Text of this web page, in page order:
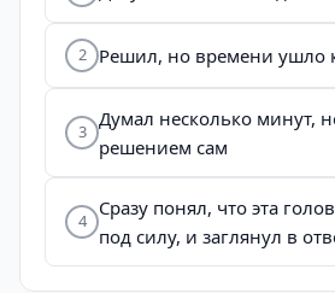
2 Решил, но времени ушло
3
Думал несколько минут,
решением сам
4
Сразу понял, что эта
под силу, и заглянул в